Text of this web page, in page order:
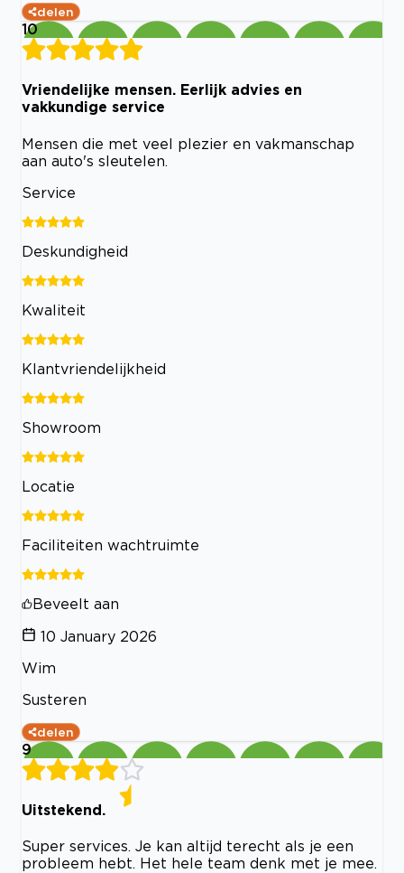
delen
10
Vriendelijke mensen. Eerlijk advies en
vakkundige service
Mensen die met veel plezier en vakmanschap
aan auto's sleutelen.
Service
Deskundigheid
Kwaliteit
Klantvriendelijkheid
Showroom
Locatie
Faciliteiten wachtruimte
Beveelt aan
10 January 2026
Wim
Susteren
delen
9
Uitstekend.
Super services. Je kan altijd terecht als je een
probleem hebt. Het hele team denk met je mee.